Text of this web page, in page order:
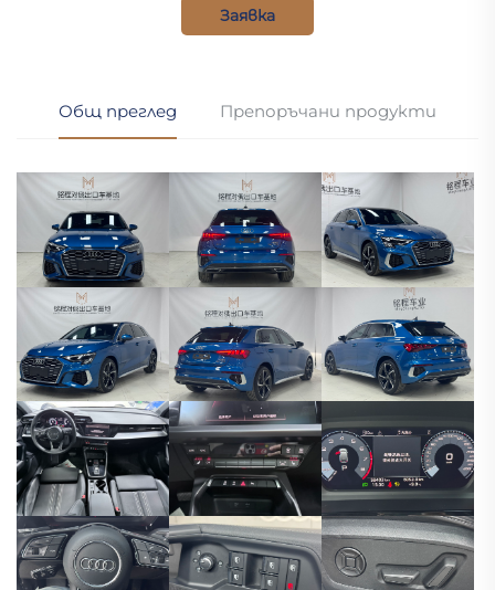
Заявка
Общ преглед Препоръчани продукти